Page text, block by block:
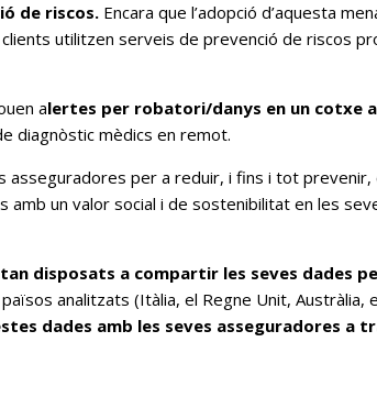
de riscos. Encara que l’adopció d’aquesta
utilitzen serveis de prevenció de riscos
alertes per robatori/danys en un cotxe
diagnòstic mèdics en remot.
asseguradores per a reduir, i fins i tot
un valor social i de sostenibilitat en les
disposats a compartir les seves dades
analitzats (Itàlia, el Regne Unit, Austràlia,
dades amb les seves asseguradores a